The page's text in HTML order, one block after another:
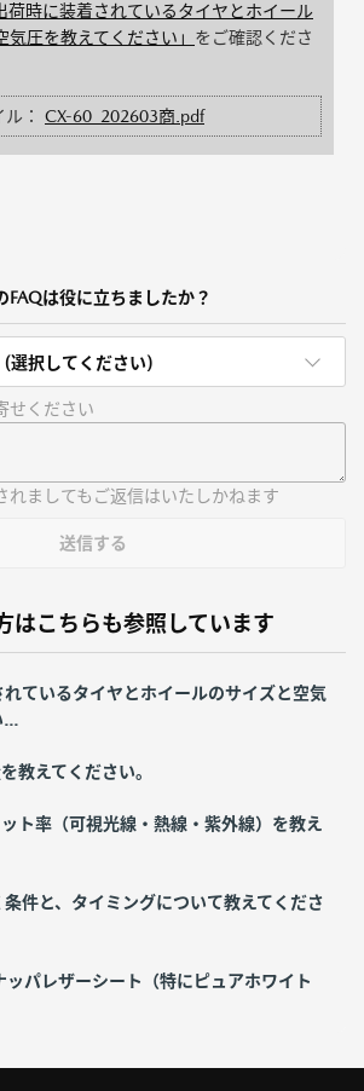
荷時に装着されているタイヤとホイール
気圧を教えてください」 をご確認くださ
： CX-60_202603商.pdf
FAQは役に立ちましたか？
(選択してください)
せください
れましてもご返信はいたしかねます
送信する
はこちらも参照しています
ているタイヤとホイールのサイズと空気
...
教えてください。
ット率（可視光線・熱線・紫外線）を教え
件と、タイミングについて教えてくださ
ッパレザーシート（特にピュアホワイト